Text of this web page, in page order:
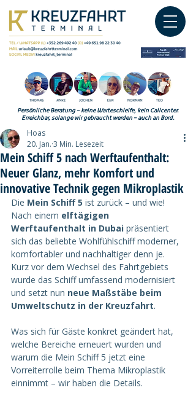
Persönliche Beratung – keine Warteschleife, kein Callcenter.
Erreichbar, solange wir gebraucht werden – auch an Bord.
Mein Schiff 5 nach Werftaufenthalt:
Neuer Glanz, mehr Komfort und
innovative Technik gegen Mikroplastik
Hoas
20. Jan. 3 Min. Lesezeit
Die Mein Schiff 5 ist zurück – und wie!
Nach einem elftägigen
Werftaufenthalt in Dubai präsentiert
sich das beliebte Wohlfühlschiff moderner,
komfortabler und nachhaltiger denn je.
Kurz vor dem Wechsel des Fahrtgebiets
wurde das Schiff umfassend modernisiert
und setzt nun neue Maßstäbe beim
Umweltschutz in der Kreuzfahrt.
Was sich für Gäste konkret geändert hat,
welche Bereiche erneuert wurden und
warum die Mein Schiff 5 jetzt eine
Vorreiterrolle beim Thema Mikroplastik
einnimmt – wir haben die Details.